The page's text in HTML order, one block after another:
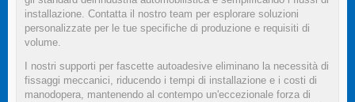
installazione. Contatta il nostro team per esplorare soluzioni
personalizzate per le tue specifiche di produzione e requisiti di
volume.
I nostri supporti per fascette autoadesive eliminano la necessità di
fissaggi meccanici, riducendo i tempi di installazione e i costi di
manodopera, mantenendo al contempo un'eccezionale forza di